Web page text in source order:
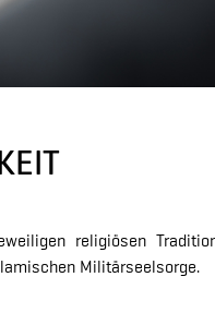
religiösen
Militärseelsorge.